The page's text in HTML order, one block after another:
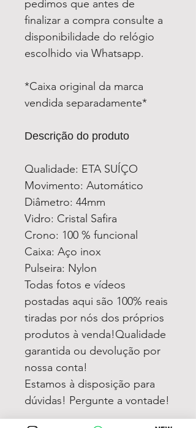
pedimos que antes de
finalizar a compra consulte a
disponibilidade do relógio
escolhido via Whatsapp.
*Caixa original da marca
vendida separadamente*
Descrição do produto
Qualidade: ETA SUÍÇO
Movimento: Automático
Diâmetro: 44mm
Vidro: Cristal Safira
Crono: 100 % funcional
Caixa: Aço inox
Pulseira: Nylon
Todas fotos e vídeos
postadas aqui são 100% reais
tiradas por nós dos próprios
produtos à venda!Qualidade
garantida ou devolução por
nossa conta!
Estamos à disposição para
dúvidas! Pergunte a vontade!